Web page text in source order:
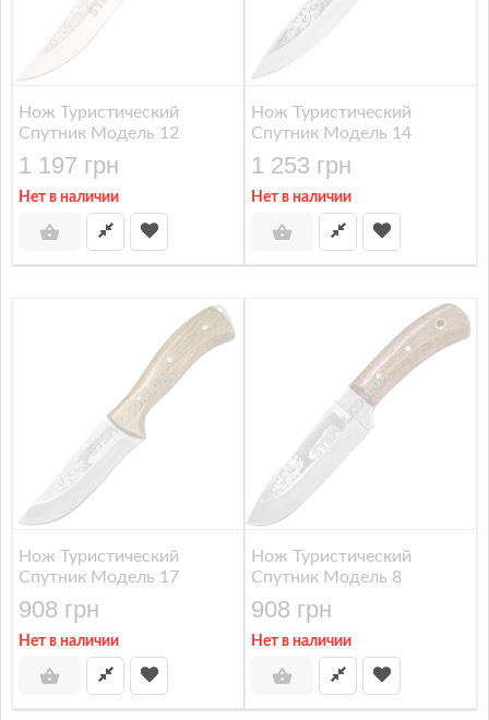
Нож Туристический
Спутник Модель 12
1 197 грн
Нет в наличии
Нож Туристический
Спутник Модель 14
1 253 грн
Нет в наличии
Нож Туристический
Спутник Модель 17
908 грн
Нет в наличии
Нож Туристический
Спутник Модель 8
908 грн
Нет в наличии